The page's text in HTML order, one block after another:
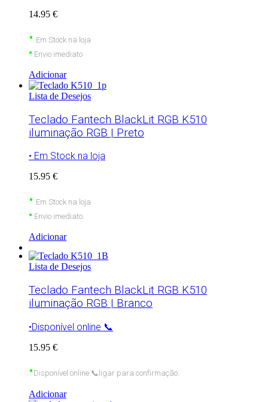
14.95 €
• Em Stock na loja
• Envio imediato
Adicionar
Lista de Desejos
Teclado Fantech BlackLit RGB K510
iluminação RGB | Preto
• Em Stock na loja
15.95 €
• Em Stock na loja
• Envio imediato.
Adicionar
Lista de Desejos
Teclado Fantech BlackLit RGB K510
iluminação RGB | Branco
•Disponível online 📞
15.95 €
• Disponível online 📞 ligar para confirmação.
Adicionar